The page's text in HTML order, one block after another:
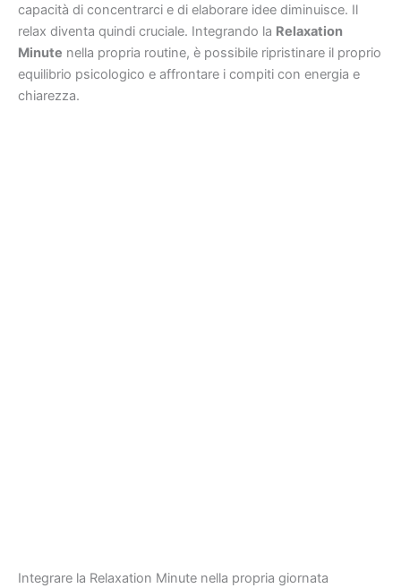
capacità di concentrarci e di elaborare idee diminuisce. Il
relax diventa quindi cruciale. Integrando la Relaxation
Minute nella propria routine, è possibile ripristinare il proprio
equilibrio psicologico e affrontare i compiti con energia e
chiarezza.
Integrare la Relaxation Minute nella propria giornata